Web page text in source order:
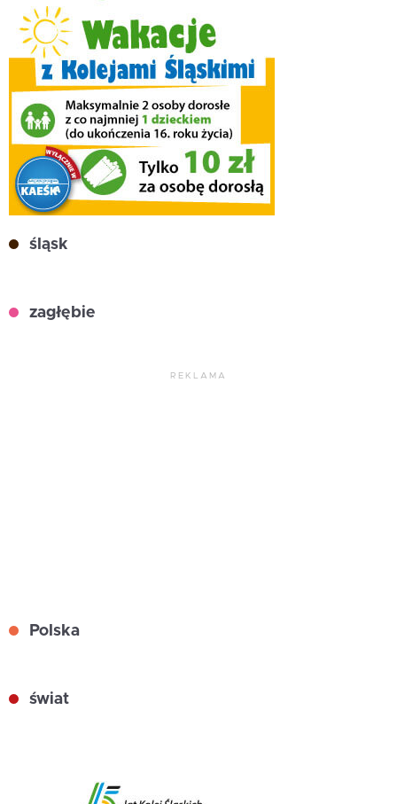
śląsk
zagłębie
REKLAMA
Polska
świat